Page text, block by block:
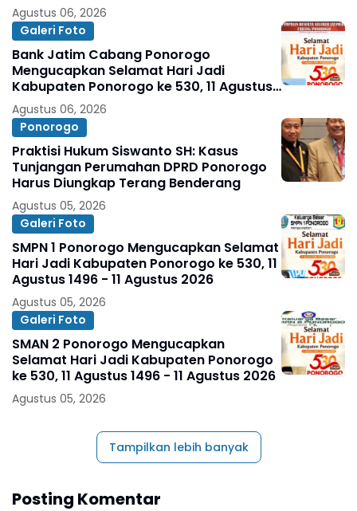
Agustus 06, 2026
Galeri Foto
Bank Jatim Cabang Ponorogo
Mengucapkan Selamat Hari Jadi
Kabupaten Ponorogo ke 530, 11 Agustus
1496 - 11 Agustus 2026
Agustus 06, 2026
Ponorogo
Praktisi Hukum Siswanto SH: Kasus
Tunjangan Perumahan DPRD Ponorogo
Harus Diungkap Terang Benderang
Agustus 05, 2026
Galeri Foto
SMPN 1 Ponorogo Mengucapkan Selamat
Hari Jadi Kabupaten Ponorogo ke 530, 11
Agustus 1496 - 11 Agustus 2026
Agustus 05, 2026
Galeri Foto
SMAN 2 Ponorogo Mengucapkan
Selamat Hari Jadi Kabupaten Ponorogo
ke 530, 11 Agustus 1496 - 11 Agustus 2026
Agustus 05, 2026
Tampilkan lebih banyak
Posting Komentar